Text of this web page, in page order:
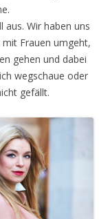
Wir haben uns
Frauen umgeht,
gehen und dabei
wegschaue oder
gefällt.